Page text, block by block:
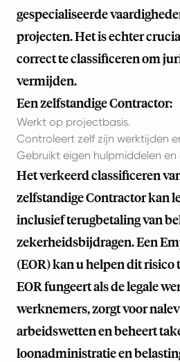
gespecialiseerde
projecten. Het is echter
correct te classificeren om
vermijden.
Een zelfstandige Contractor:
Werkt op projectbasis.
Controleert zelf zijn werktijden
Gebruikt eigen hulpmiddelen
Het verkeerd classificeren
zelfstandige Contractor kan
inclusief terugbetaling van
zekerheidsbijdragen. Een
(EOR) kan u helpen dit risico
EOR fungeert als de legale
werknemers, zorgt voor
arbeidswetten en beheert
loonadministratie en